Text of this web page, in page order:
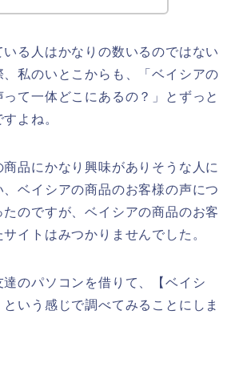
いる人はかなりの数いるのではない
私のいとこからも、「ベイシアの
て一体どこにあるの？」とずっと
よね。
品にかなり興味がありそうな人に
、ベイシアの商品のお客様の声につ
のですが、ベイシアの商品のお客
イトはみつかりませんでした。
のパソコンを借りて、【ベイシ
いう感じで調べてみることにしま